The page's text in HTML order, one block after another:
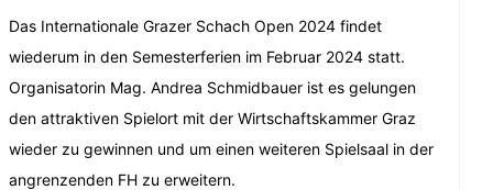
Das Internationale Grazer Schach Open 2024 findet
wiederum in den Semesterferien im Februar 2024 statt.
Organisatorin Mag. Andrea Schmidbauer ist es gelungen
den attraktiven Spielort mit der Wirtschaftskammer Graz
wieder zu gewinnen und um einen weiteren Spielsaal in der
angrenzenden FH zu erweitern.